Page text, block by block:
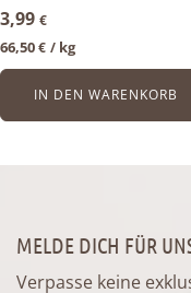
3,99 €
66,50€ / kg
IN DEN WARENKORB
MELDE DICH FÜR
Verpasse keine